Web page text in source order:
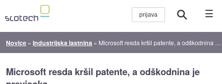
☰
Novice »Industrijska lastnina » Microsoft resda kršil patente, a odškodnina je previsoka
Microsoft resda kršil patente, a odškodnina je